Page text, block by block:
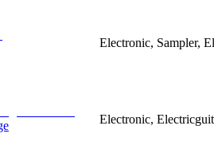
Electronic, Sampler,
Electronic,